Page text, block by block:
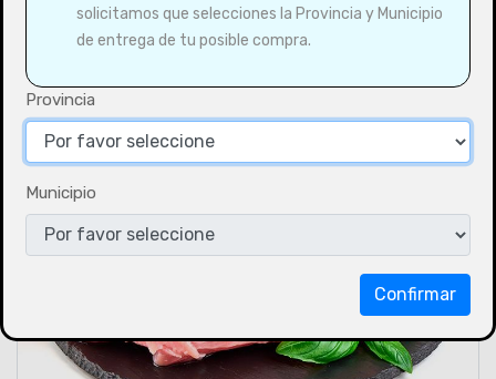
Pierna de cerdo Deshuesada 10 Lb
solicitamos que selecciones la Provincia y Municipio
de entrega de tu posible compra.
Provincia
Municipio
Confirmar